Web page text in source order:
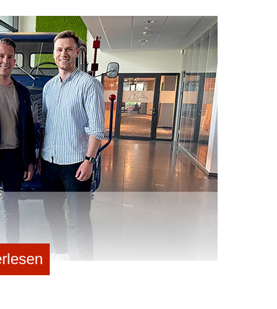
in die Buchungssysteme zu
und werde derzeit über Weblinks in 66
als 50 Millionen Ladungsträger für aktuell
die Nagel-Group und Georg Utz.
Koscharnyj, Patrik Elfert, Jan Möller und Dr.
off aus dem Fraunhofer-Institut für
Frühjahr 2026 abgeschlossene Series-A-
Euro untermauert, angeführt vom
sei das Team seit Jahresbeginn auf
damit, dass sich Ladungsträger